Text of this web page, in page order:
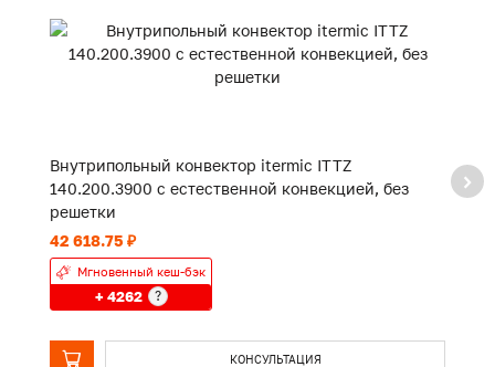
Внутрипольный конвектор itermic ITTZ
140.200.3900 с естественной конвекцией, без
решетки
42 618.75 ₽
Мгновенный кеш-бэк
+ 4262 ?
КОНСУЛЬТАЦИЯ